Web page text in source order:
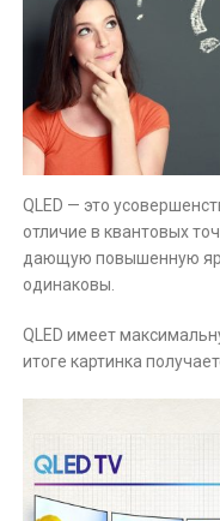
QLED — это
отличие в квантовых
дающую повышенную
одинаковы.
QLED имеет
итоге картинка